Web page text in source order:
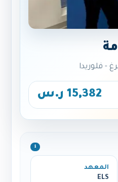
15,382 ر.س
ℹ️
المعهد
ELS